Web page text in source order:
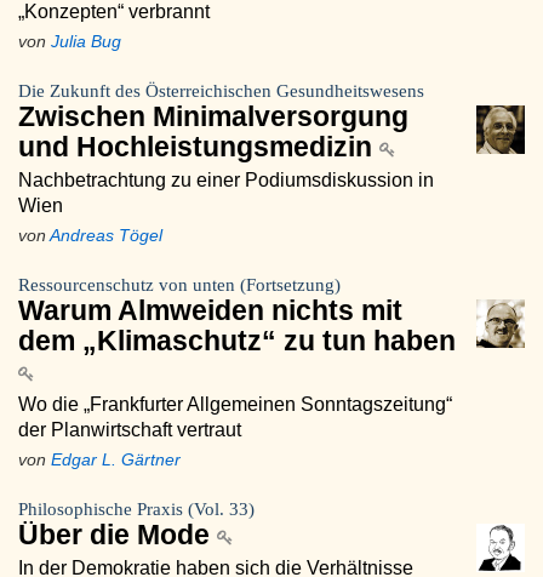
„Konzepten“ verbrannt
von Julia Bug
Die Zukunft des Österreichischen Gesundheitswesens
Zwischen Minimalversorgung
und Hochleistungsmedizin
Nachbetrachtung zu einer Podiumsdiskussion in
Wien
von Andreas Tögel
Ressourcenschutz von unten (Fortsetzung)
Warum Almweiden nichts mit
dem „Klimaschutz“ zu tun haben
Wo die „Frankfurter Allgemeinen Sonntagszeitung“
der Planwirtschaft vertraut
von Edgar L. Gärtner
Philosophische Praxis (Vol. 33)
Über die Mode
In der Demokratie haben sich die Verhältnisse